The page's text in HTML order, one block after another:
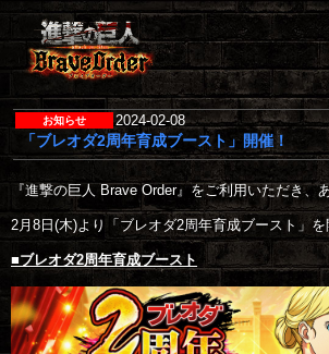
2024-02-08
「ブレオダ2周年育成ブースト」開催！
『進撃の巨人 Brave Order』をご利用いただき、
2月8日(木)より「ブレオダ2周年育成ブースト」を
■ブレオダ2周年育成ブースト